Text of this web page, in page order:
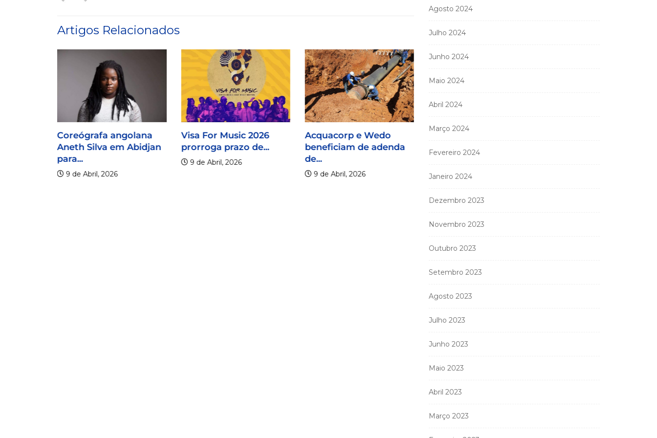
Artigos Relacionados
Coreógrafa angolana
Aneth Silva em Abidjan
para...
9 de Abril, 2026
Visa For Music 2026
prorroga prazo de...
9 de Abril, 2026
Acquacorp e Wedo
beneficiam de adenda
de...
9 de Abril, 2026
Ministério Público
apartamentos...
Agosto 2024
Julho 2024
Junho 2024
Maio 2024
Abril 2024
Março 2024
Fevereiro 2024
Janeiro 2024
Dezembro 2023
Novembro 2023
Outubro 2023
Setembro 2023
Agosto 2023
Julho 2023
Junho 2023
Maio 2023
Abril 2023
Março 2023